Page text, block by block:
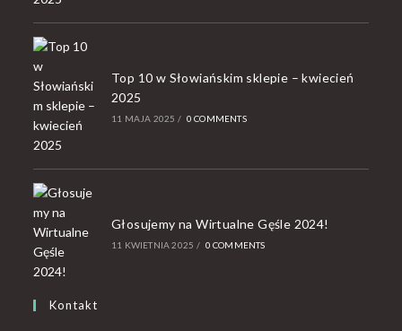
Top 10 w Słowiańskim sklepie – kwiecień
2025
11 MAJA 2025 / 0 COMMENTS
Głosujemy na Wirtualne Gęśle 2024!
11 KWIETNIA 2025 / 0 COMMENTS
Kontakt